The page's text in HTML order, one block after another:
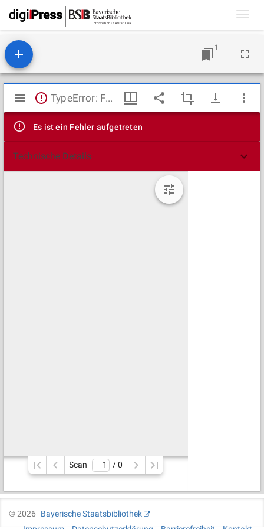
1
Mirador
Viewer
TypeError: Failed to fetch
Es ist ein Fehler aufgetreten
Technische Details
Scan / 0
©2026
Bayerische Staatsbibliothek